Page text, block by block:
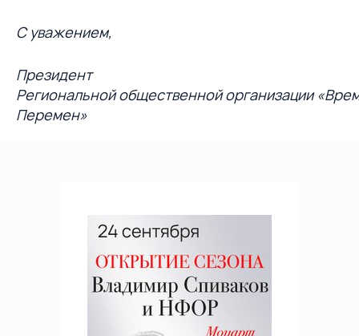
С уважением,
Президент
Региональной общественной организации
Перемен»